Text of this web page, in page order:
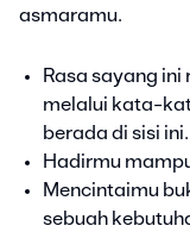
asmaramu.
Rasa sayang
melalui kata-
berada di sisi
Hadirmu
Mencintaimu
sebuah